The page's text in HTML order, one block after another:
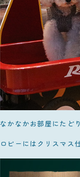
なかなかお部屋にたど
ロビーにはクリスマ